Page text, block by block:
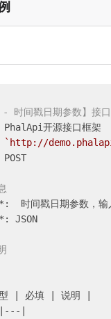
时间戳日期参数】接
开源接口框架
`http://
时间戳日期参数，输
JSON
| 必填 | 说明
|---|